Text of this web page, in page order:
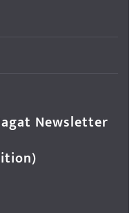
Newsletter